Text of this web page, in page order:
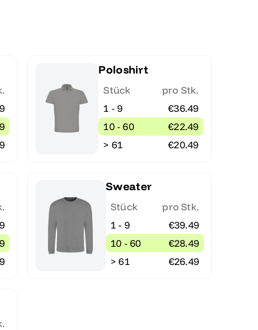
Poloshirt
Stück
pro Stk.
1 - 9
€36.49
10 - 60
€22.49
> 61
€20.49
Sweater
Stück
pro Stk.
1 - 9
€39.49
10 - 60
€28.49
> 61
€26.49